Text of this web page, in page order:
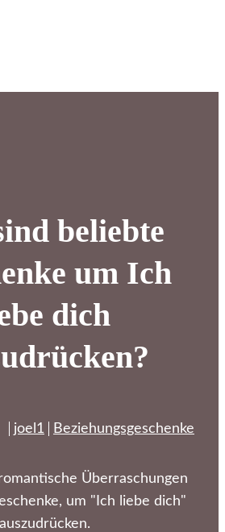
beliebte
um Ich
dich
joel1 Beziehungsgeschenke
Überraschungen
um "Ich liebe dich"
auszudrücken.